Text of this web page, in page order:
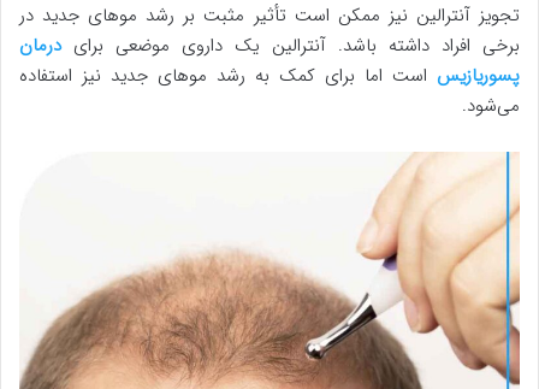
تجویز آنترالین نیز ممکن است تأثیر مثبت بر رشد موهای جدید در
برخی افراد داشته باشد. آنترالین یک داروی موضعی برایدرمان
پسوریازیس است اما برای کمک به رشد موهای جدید نیز استفاده
می‌شود.